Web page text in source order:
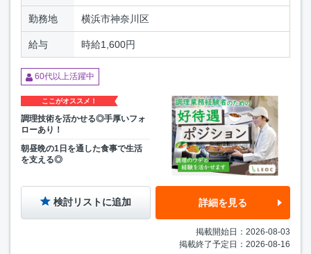
勤務地 横浜市神奈川区
給与 時給1,600円
60代以上活躍中
ここがオススメ！
調理技術を活かせる◎手厚いフォ
ローあり！
朝昼晩の1日を通した食事で生活
を支える◎
検討リストに追加 詳細を見る
掲載開始日：2026-08-03
掲載終了予定日：2026-08-16